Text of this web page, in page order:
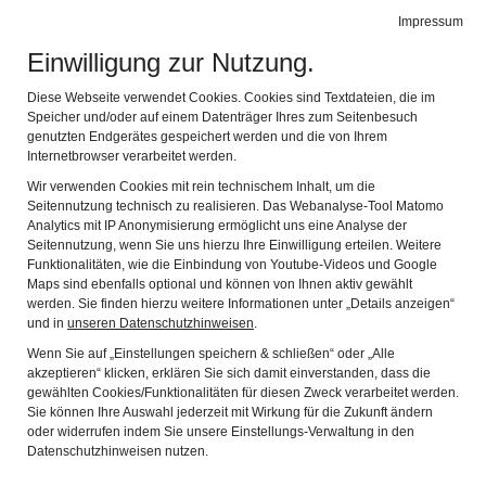
Impressum
Einwilligung zur Nutzung.
Diese Webseite verwendet Cookies. Cookies sind Textdateien, die im
Speicher und/oder auf einem Datenträger Ihres zum Seitenbesuch
genutzten Endgerätes gespeichert werden und die von Ihrem
Internetbrowser verarbeitet werden.
Wir verwenden Cookies mit rein technischem Inhalt, um die
Seitennutzung technisch zu realisieren. Das Webanalyse-Tool Matomo
Analytics mit IP Anonymisierung ermöglicht uns eine Analyse der
Seitennutzung, wenn Sie uns hierzu Ihre Einwilligung erteilen. Weitere
Funktionalitäten, wie die Einbindung von Youtube-Videos und Google
Maps sind ebenfalls optional und können von Ihnen aktiv gewählt
werden. Sie finden hierzu weitere Informationen unter „Details anzeigen“
und in unseren Datenschutzhinweisen.
Wenn Sie auf „Einstellungen speichern & schließen“ oder „Alle
akzeptieren“ klicken, erklären Sie sich damit einverstanden, dass die
gewählten Cookies/Funktionalitäten für diesen Zweck verarbeitet werden.
Sie können Ihre Auswahl jederzeit mit Wirkung für die Zukunft ändern
oder widerrufen indem Sie unsere Einstellungs-Verwaltung in den
Datenschutzhinweisen nutzen.
Barock Ballett: Barock in Memmingen
Die Ausstellung Barock Ballett vereint barocke Kunst aus
Memmingen: Patrizierportraits, Fayencen und Gemälde von
Johann Heiss. Sie taucht in die bewegte Epoche geprägt vom
Dreißigjährigen Krieg ein. Die streng absolutistische